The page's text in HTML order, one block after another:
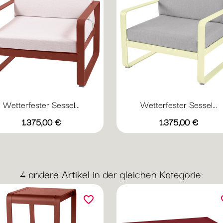
Wetterfester Sessel...
Preis
1.375,00 €
Vorschau
AbyssblauAcapulcoblau
Anthrazit
Chili Gewittergrau
Wetterfester Sessel...
Preis
1.375,00 €
Vorschau
AbyssblauAcapulcoblau
Anthrazit
Chili
4 andere Artikel in der gleichen Kategorie:
favorite_border